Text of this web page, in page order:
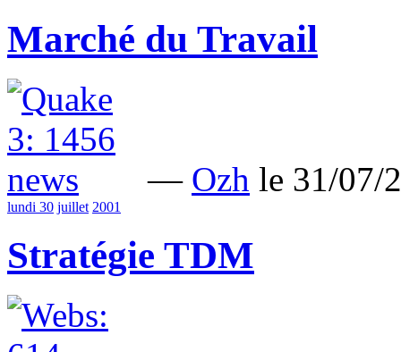
Marché du Travail
— Ozh le 31/
lundi 30 juillet 2001
Stratégie TDM